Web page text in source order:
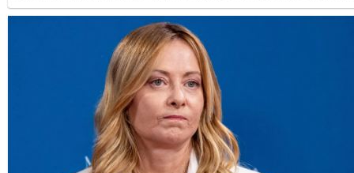
video e foto del piccolo picchiato dalla madre con relativi messaggi al marito.